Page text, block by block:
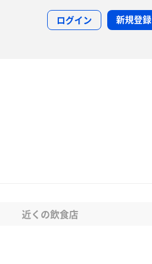
ログイン 新規登録
近くの飲食店